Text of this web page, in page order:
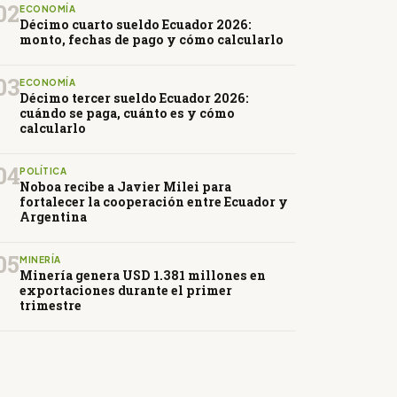
ECONOMÍA
Décimo cuarto sueldo Ecuador 2026:
monto, fechas de pago y cómo calcularlo
ECONOMÍA
Décimo tercer sueldo Ecuador 2026:
cuándo se paga, cuánto es y cómo
calcularlo
POLÍTICA
Noboa recibe a Javier Milei para
fortalecer la cooperación entre Ecuador y
Argentina
MINERÍA
Minería genera USD 1.381 millones en
exportaciones durante el primer
trimestre